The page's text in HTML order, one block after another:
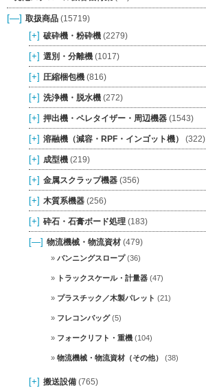
[—] 取扱商品 (15719)
[+] 破砕機・粉砕機 (2279)
[+] 選別・分離機 (1017)
[+] 圧縮梱包機 (816)
[+] 洗浄機・脱水機 (272)
[+] 押出機・ペレタイザー・周辺機器 (1543)
[+] 溶融機（減容・RPF・インゴット機） (322)
[+] 成型機 (219)
[+] 金属スクラップ機器 (356)
[+] 木質系機器 (256)
[+] 砕石・石膏ボード処理 (183)
[—] 物流機械・物流資材 (479)
バンニングスロープ(36)
トラックスケール・計量器 (47)
プラスチック／木製パレット (21)
フレコンバッグ(5)
フォークリフト・重機 (104)
物流機械・物流資材（その他） (38)
[+] 搬送設備 (765)